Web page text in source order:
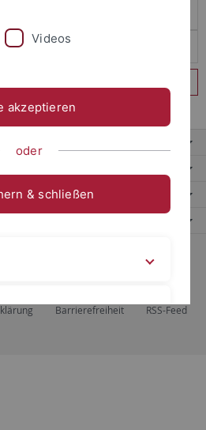
Tübingen, Tübingen
Barrierefreiheit RSS-Feed
Videos
akzeptieren
oder
& schließen